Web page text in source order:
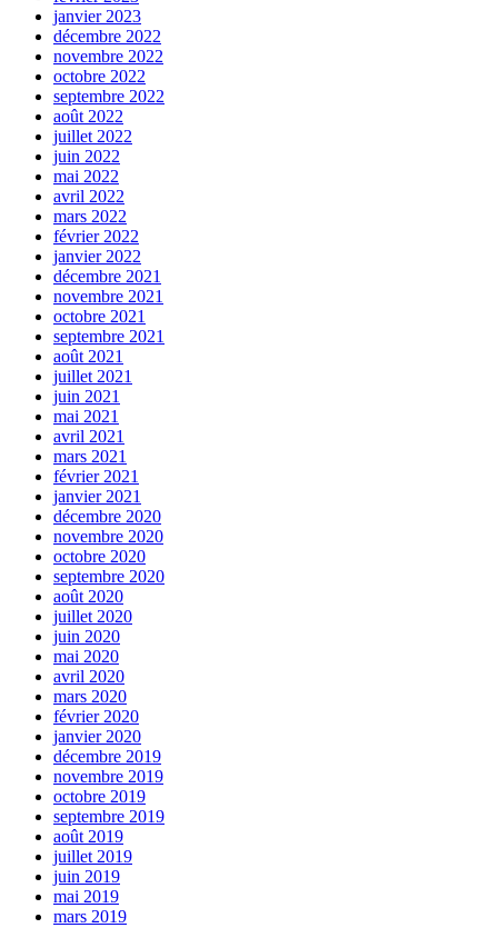
janvier 2023
décembre 2022
novembre 2022
octobre 2022
septembre 2022
août 2022
juillet 2022
juin 2022
mai 2022
avril 2022
mars 2022
février 2022
janvier 2022
décembre 2021
novembre 2021
octobre 2021
septembre 2021
août 2021
juillet 2021
juin 2021
mai 2021
avril 2021
mars 2021
février 2021
janvier 2021
décembre 2020
novembre 2020
octobre 2020
septembre 2020
août 2020
juillet 2020
juin 2020
mai 2020
avril 2020
mars 2020
février 2020
janvier 2020
décembre 2019
novembre 2019
octobre 2019
septembre 2019
août 2019
juillet 2019
juin 2019
mai 2019
mars 2019